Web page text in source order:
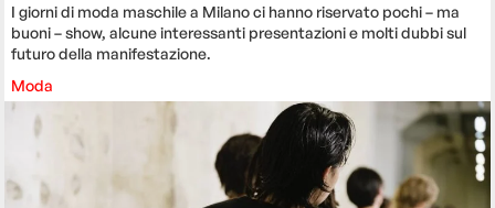
I giorni di moda maschile a Milano ci hanno riservato pochi – ma
buoni – show, alcune interessanti presentazioni e molti dubbi sul
futuro della manifestazione.
Moda